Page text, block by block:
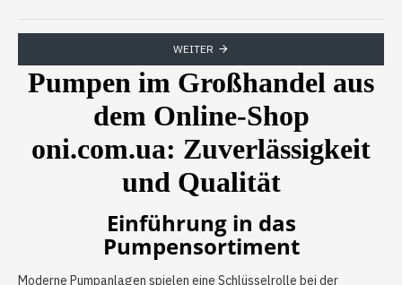
WEITER
Pumpen im Großhandel aus
dem Online-Shop
oni.com.ua: Zuverlässigkeit
und Qualität
Einführung in das
Pumpensortiment
Moderne Pumpanlagen spielen eine Schlüsselrolle bei der